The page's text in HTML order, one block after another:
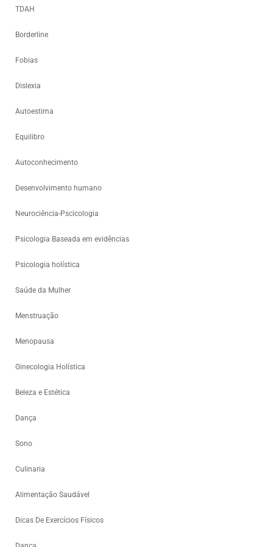
TDAH
Borderline
Fobias
Dislexia
Autoestima
Equilibro
Autoconhecimento
Desenvolvimento humano
Neurociência-Pscicologia
Psicologia Baseada em evidências
Psicologia holística
Saúde da Mulher
Menstruação
Menopausa
Ginecologia Holística
Beleza e Estética
Dança
Sono
Culinaria
Alimentação Saudável
Dicas De Exercícios Físicos